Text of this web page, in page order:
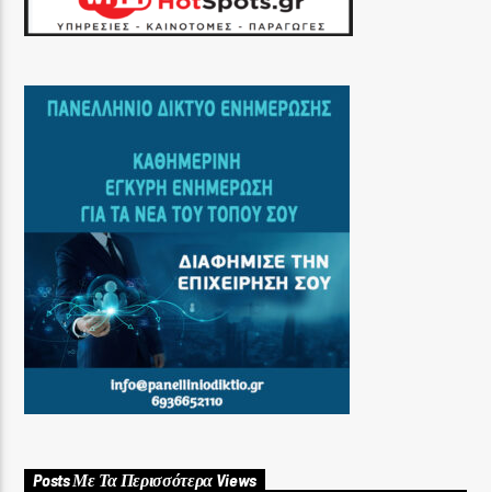
Posts Με Τα Περισσότερα Views